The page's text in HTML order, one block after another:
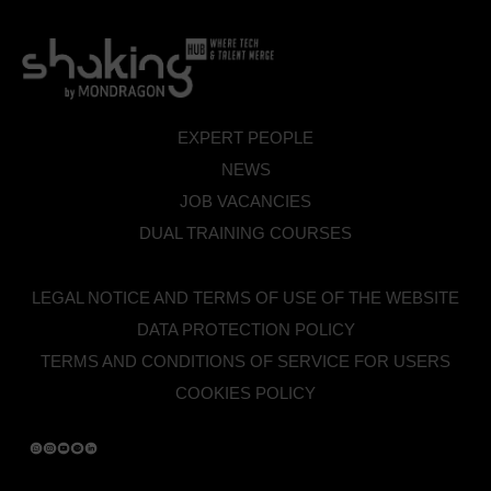
EXPERT PEOPLE
NEWS
JOB VACANCIES
DUAL TRAINING COURSES
LEGAL NOTICE AND TERMS OF USE OF THE WEBSITE
DATA PROTECTION POLICY
TERMS AND CONDITIONS OF SERVICE FOR USERS
COOKIES POLICY